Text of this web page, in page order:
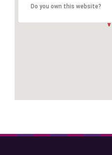
Do you own this website?